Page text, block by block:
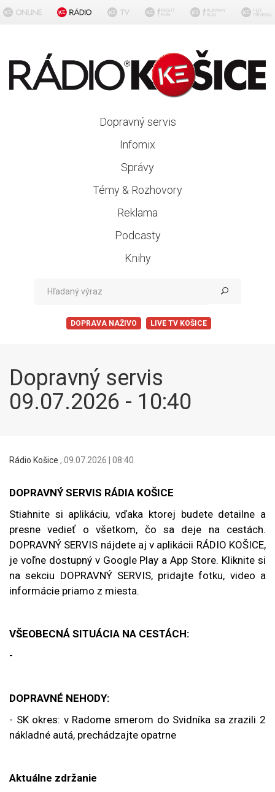
Dopravný servis
Infomix
Správy
Témy & Rozhovory
Reklama
Podcasty
Knihy
DOPRAVA NAŽIVO LIVE TV KOŠICE
Dopravný servis
09.07.2026 - 10:40
Rádio Košice , 09.07.2026 | 08:40
DOPRAVNÝ SERVIS RÁDIA KOŠICE
Stiahnite si aplikáciu, vďaka ktorej budete detailne a
presne vedieť o všetkom, čo sa deje na cestách.
DOPRAVNÝ SERVIS nájdete aj v aplikácii RÁDIO KOŠICE,
je voľne dostupný v Google Play a App Store. Kliknite si
na sekciu DOPRAVNÝ SERVIS, pridajte fotku, video a
informácie priamo z miesta.
VŠEOBECNÁ SITUÁCIA NA CESTÁCH:
-
DOPRAVNÉ NEHODY:
- SK okres: v Radome smerom do Svidníka sa zrazili 2
nákladné autá, prechádzajte opatrne
Aktuálne zdržanie